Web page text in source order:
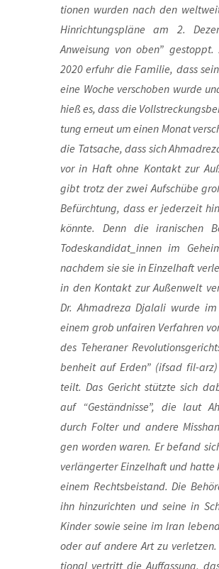
tio­nen wur­den nach den
Hin­rich­tungs­plä­ne am 2.
Anwei­sung von oben”
2020 erfuhr die Fami­lie, dass
eine Woche ver­scho­ben wur­de
hieß es, dass die
tung erneut um einen Monat
die Tat­sa­che, dass sich
vor in Haft ohne Kon­takt zur
gibt trotz der zwei Auf­schü­be
Befürch­tung, dass er jeder­zeit
könn­te. Denn die ira­ni­schen
Todeskandidat_innen im
nach­dem sie sie in Ein­zel­haft
in den Kon­takt zur Außen­welt
Dr. Ahm­adre­za Dja­la­li wur­de
einem grob unfai­ren Ver­fah­ren
des Tehe­ra­ner
ben­heit auf Erden” (ifsad fil-
teilt. Das Gericht stütz­te sich
auf “Geständ­nis­se”, die laut
durch Fol­ter und ande­re
gen wor­den waren. Er befand
ver­län­ger­ter Ein­zel­haft und hat­te
einem Rechts­bei­stand. Die
ihn hin­zu­rich­ten und sei­ne in
Kin­der sowie sei­ne im Iran
oder auf ande­re Art zu
tio­nal ver­tritt die Auf­fas­sung,